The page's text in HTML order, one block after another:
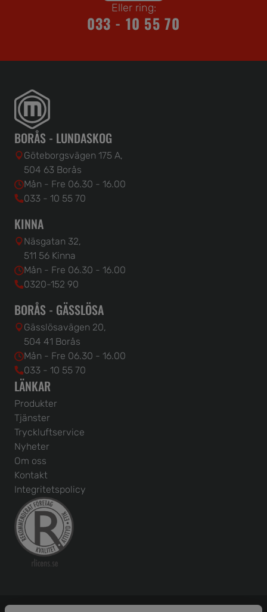
Eller ring:
033 - 10 55 70
BORÅS - LUNDASKOG
Göteborgsvägen 175 A,
504 63 Borås
Mån - Fre 06.30 - 16.00
033 - 10 55 70
KINNA
Näsgatan 32,
511 56 Kinna
Mån - Fre 06.30 - 16.00
0320-152 90
BORÅS - GÄSSLÖSA
Gässlösavägen 20,
504 41 Borås
Mån - Fre 06.30 - 16.00
033 - 10 55 70
LÄNKAR
Produkter
Tjänster
Tryckluftservice
Nyheter
Om oss
Kontakt
Integritetspolicy